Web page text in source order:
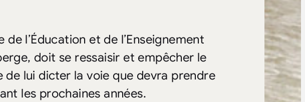
l’Éducation et de l’Enseignement
doit se ressaisir et empêcher le
lui dicter la voie que devra prendre
les prochaines années.